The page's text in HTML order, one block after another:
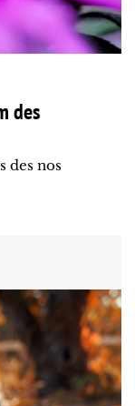
des
des nos